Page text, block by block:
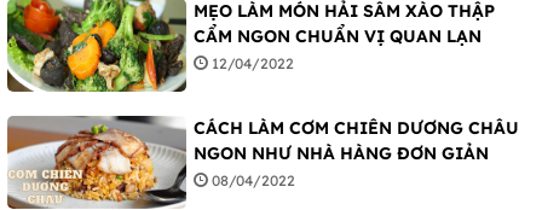
MẸO LÀM MÓN HẢI SÂM XÀO THẬP
CẨM NGON CHUẨN VỊ QUAN LẠN
12/04/2022
CÁCH LÀM CƠM CHIÊN DƯƠNG CHÂU
NGON NHƯ NHÀ HÀNG ĐƠN GIẢN
08/04/2022